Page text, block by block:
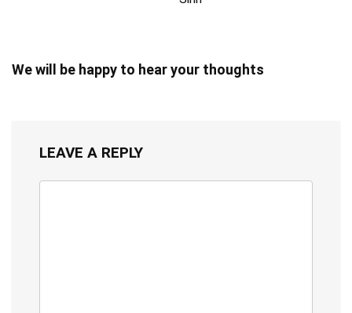
We will be happy to hear your thoughts
LEAVE A REPLY